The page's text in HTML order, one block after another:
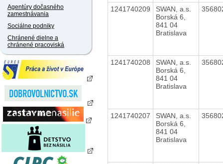
Agentúry dočasného
zamestnávania
Sociálne podniky
Chránené dielne a
chránené pracoviská
1241740209
SWAN, a.s.
Borská 6,
841 04
Bratislava
1241740208
SWAN, a.s.
Borská 6,
841 04
Bratislava
1241740207
SWAN, a.s.
Borská 6,
841 04
Bratislava